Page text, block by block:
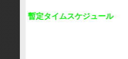
暫定タイムスケジュール